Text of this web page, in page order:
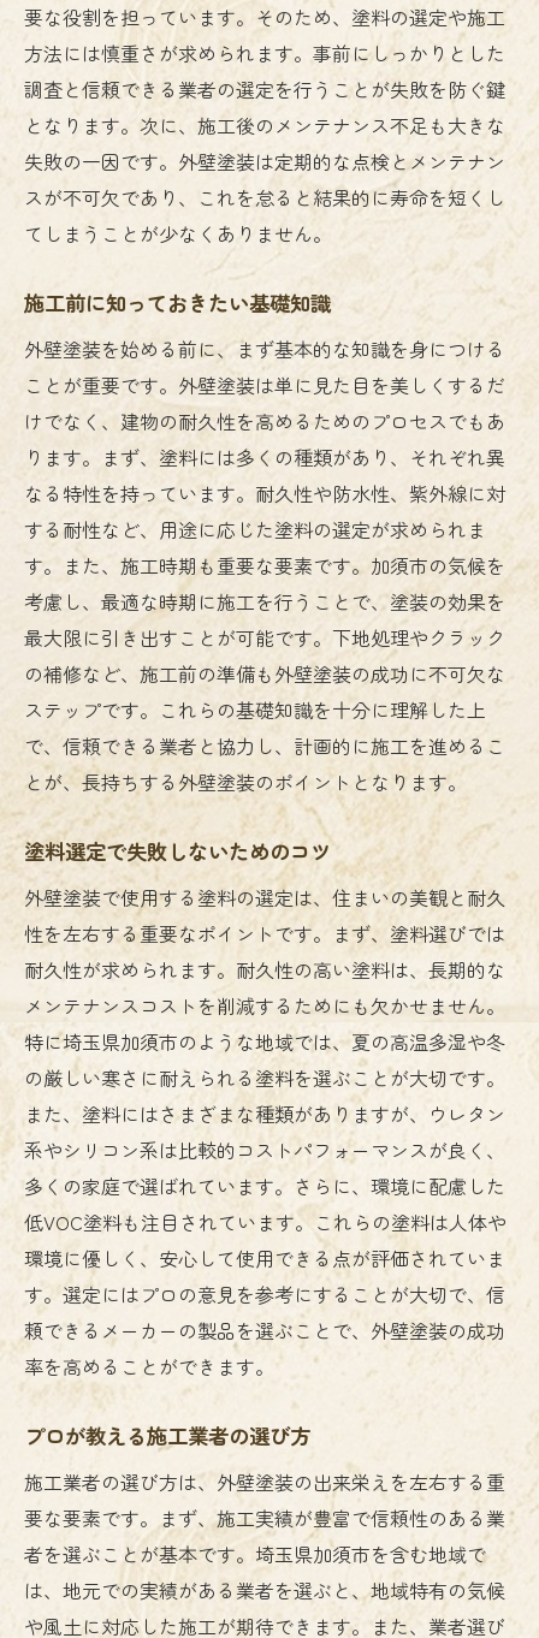
要な役割を担っています。そのため、塗料の選定や施工
方法には慎重さが求められます。事前にしっかりとした
調査と信頼できる業者の選定を行うことが失敗を防ぐ鍵
となります。次に、施工後のメンテナンス不足も大きな
失敗の一因です。外壁塗装は定期的な点検とメンテナン
スが不可欠であり、これを怠ると結果的に寿命を短くし
てしまうことが少なくありません。
施工前に知っておきたい基礎知識
外壁塗装を始める前に、まず基本的な知識を身につける
ことが重要です。外壁塗装は単に見た目を美しくするだ
けでなく、建物の耐久性を高めるためのプロセスでもあ
ります。まず、塗料には多くの種類があり、それぞれ異
なる特性を持っています。耐久性や防水性、紫外線に対
する耐性など、用途に応じた塗料の選定が求められま
す。また、施工時期も重要な要素です。加須市の気候を
考慮し、最適な時期に施工を行うことで、塗装の効果を
最大限に引き出すことが可能です。下地処理やクラック
の補修など、施工前の準備も外壁塗装の成功に不可欠な
ステップです。これらの基礎知識を十分に理解した上
で、信頼できる業者と協力し、計画的に施工を進めるこ
とが、長持ちする外壁塗装のポイントとなります。
塗料選定で失敗しないためのコツ
外壁塗装で使用する塗料の選定は、住まいの美観と耐久
性を左右する重要なポイントです。まず、塗料選びでは
耐久性が求められます。耐久性の高い塗料は、長期的な
メンテナンスコストを削減するためにも欠かせません。
特に埼玉県加須市のような地域では、夏の高温多湿や冬
の厳しい寒さに耐えられる塗料を選ぶことが大切です。
また、塗料にはさまざまな種類がありますが、ウレタン
系やシリコン系は比較的コストパフォーマンスが良く、
多くの家庭で選ばれています。さらに、環境に配慮した
低VOC塗料も注目されています。これらの塗料は人体や
環境に優しく、安心して使用できる点が評価されていま
す。選定にはプロの意見を参考にすることが大切で、信
頼できるメーカーの製品を選ぶことで、外壁塗装の成功
率を高めることができます。
プロが教える施工業者の選び方
施工業者の選び方は、外壁塗装の出来栄えを左右する重
要な要素です。まず、施工実績が豊富で信頼性のある業
者を選ぶことが基本です。埼玉県加須市を含む地域で
は、地元での実績がある業者を選ぶと、地域特有の気候
や風土に対応した施工が期待できます。また、業者選び